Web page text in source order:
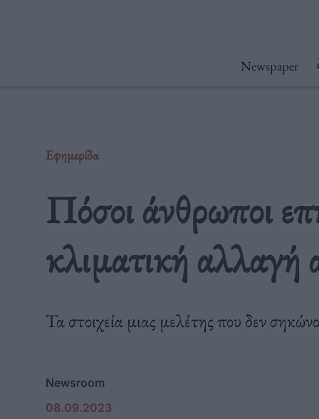
Newspaper
Εφημερίδα
Πόσοι άνθρωποι
κλιματική αλλαγή
Τα στοιχεία μιας μελέτης που δεν
Newsroom
08.09.2023